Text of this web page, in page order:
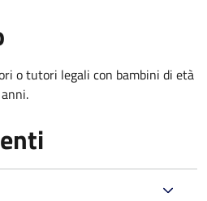
o tutori legali con bambini di età